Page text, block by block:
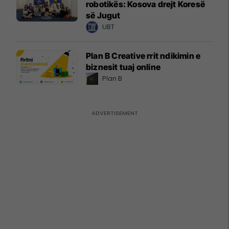
robotikës: Kosova drejt Koresë
së Jugut
UBT
Plan B Creative rrit ndikimin e
biznesit tuaj online
Plan B